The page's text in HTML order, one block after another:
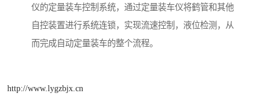
仪的定量装车控制系统，通过定量装车仪将鹤管和其他
自控装置进行系统连锁，实现流速控制，液位检测，从
而完成自动定量装车的整个流程。
http://www.lygzbjx.cn